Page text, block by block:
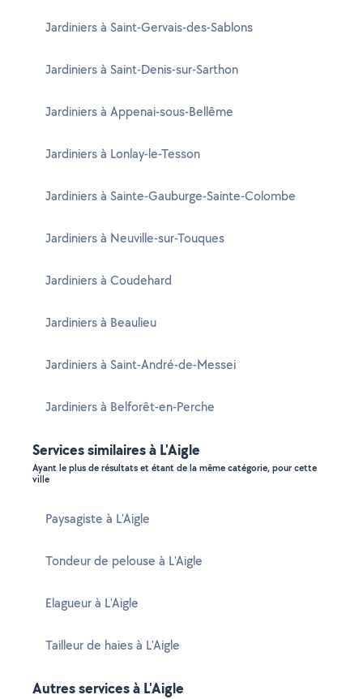
Jardiniers à Saint-Gervais-des-Sablons
Jardiniers à Saint-Denis-sur-Sarthon
Jardiniers à Appenai-sous-Bellême
Jardiniers à Lonlay-le-Tesson
Jardiniers à Sainte-Gauburge-Sainte-Colombe
Jardiniers à Neuville-sur-Touques
Jardiniers à Coudehard
Jardiniers à Beaulieu
Jardiniers à Saint-André-de-Messei
Jardiniers à Belforêt-en-Perche
Services similaires à L'Aigle
Ayant le plus de résultats et étant de la même catégorie, pour cette
ville
Paysagiste à L'Aigle
Tondeur de pelouse à L'Aigle
Elagueur à L'Aigle
Tailleur de haies à L'Aigle
Autres services à L'Aigle